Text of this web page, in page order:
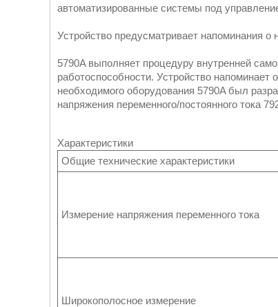
автоматизированные системы под
Устройство предусматривает напоминания
5790A выполняет процедуру внутренней
работоспособности. Устройство
необходимого оборудования 5790A был
напряжения переменного/постоянного тока
Характеристики
Общие технические характеристики
Измерение напряжения переменного тока
Широкополосное измерение